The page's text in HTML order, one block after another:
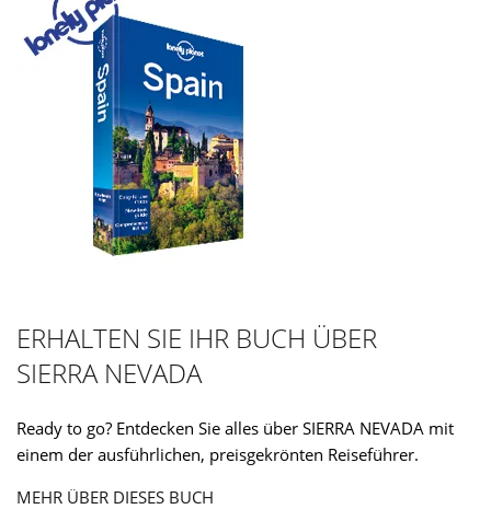
ERHALTEN SIE IHR BUCH ÜBER
SIERRA NEVADA
Ready to go? Entdecken Sie alles über SIERRA NEVADA mit
einem der ausführlichen, preisgekrönten Reiseführer.
MEHR ÜBER DIESES BUCH